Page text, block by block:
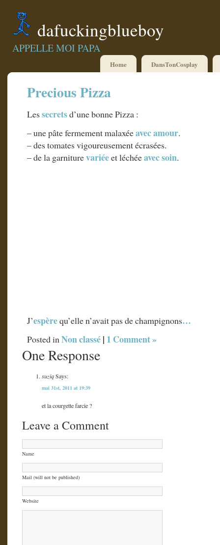
dafuckingblueboy
APPELLE MOI PAPA
Home DansTonCosplay
Precious Pizza
Lessecretsd’une bonne Pizza :
– une pâte fermement malaxéeavec amour.
– des tomates vigoureusement écrasées.
– de la garniturevariéeet léchéeavec soin.
J’espèrequ’elle n’avait pas de champignons…
Posted inNon classé| 1 Comment »
One Response
suziqSays:
mai 31st, 2011 at 19:39
et la courgette farcie ?
Leave a Comment
Name
Mail (will not be published)
Website